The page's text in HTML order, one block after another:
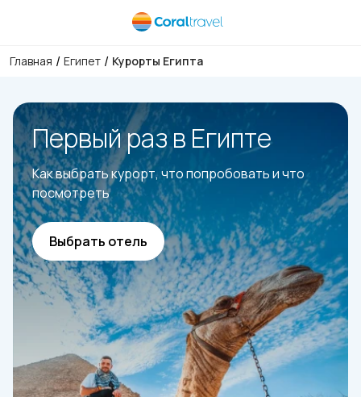
Главная / Египет / Курорты Египта
Первый раз в Египте
Как выбрать курорт, что попробовать и что
посмотреть
Выбрать отель